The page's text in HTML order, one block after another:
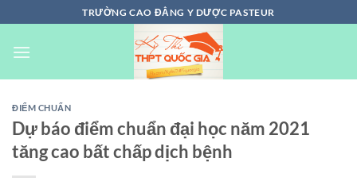
đến
nội
TRƯỜNG CAO ĐẲNG Y DƯỢC PASTEUR
ĐIỂM CHUẨN
Dự báo điểm chuẩn đại học năm 2021
tăng cao bất chấp dịch bệnh